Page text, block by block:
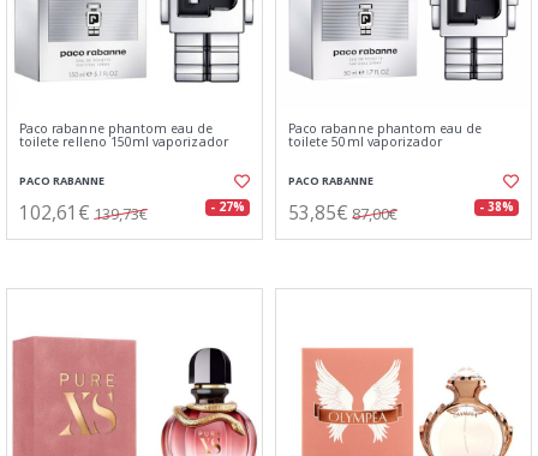
Paco rabanne phantom eau de
toilete relleno 150ml vaporizador
PACO RABANNE
102,61€ 139,73€ - 27%
Paco rabanne phantom eau de
toilete 50ml vaporizador
PACO RABANNE
53,85€ 87,00€ - 38%